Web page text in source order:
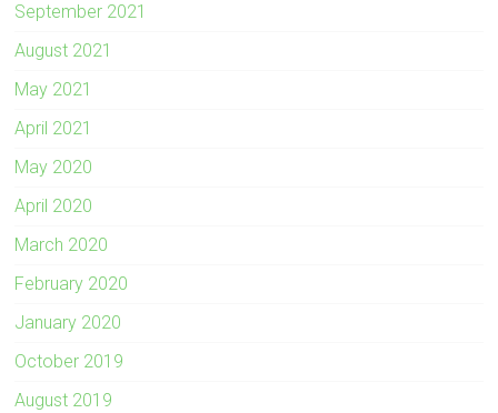
September 2021
August 2021
May 2021
April 2021
May 2020
April 2020
March 2020
February 2020
January 2020
October 2019
August 2019